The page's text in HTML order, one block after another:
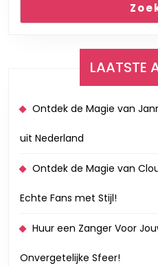
LAATSTE
Ontdek de Magie van
uit Nederland
Ontdek de Magie van
Echte Fans met Stijl!
Huur een Zanger Voor
Onvergetelijke Sfeer!